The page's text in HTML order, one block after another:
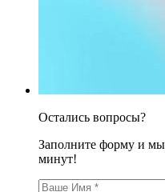
Остались вопросы?
Заполните форму и
минут!